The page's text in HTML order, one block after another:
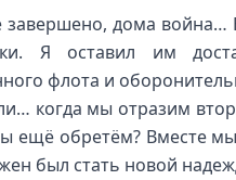
завершено, дома
Я оставил им
флота и
когда мы отразим
ещё обретём? Вместе
был стать новой